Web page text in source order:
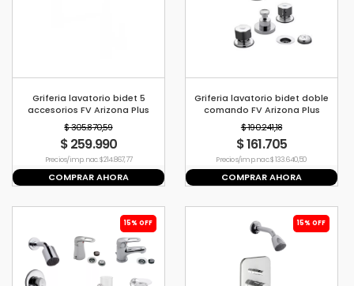
Griferia lavatorio bidet 5
accesorios FV Arizona Plus
$ 305.870,59
$ 259.990
Precio s/imp. nac. $ 214.867,77
COMPRAR AHORA
Griferia lavatorio bidet doble
comando FV Arizona Plus
$ 190.241,18
$ 161.705
Precio s/imp. nac. $ 133.640,50
COMPRAR AHORA
15% OFF 15% OFF